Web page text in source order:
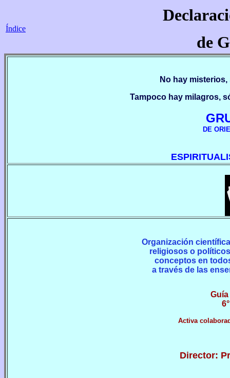
Índice
de
No hay
Tampoco hay milagros,
DE
Organización
religiosos o
conceptos en
a través de las
Activa
Director: